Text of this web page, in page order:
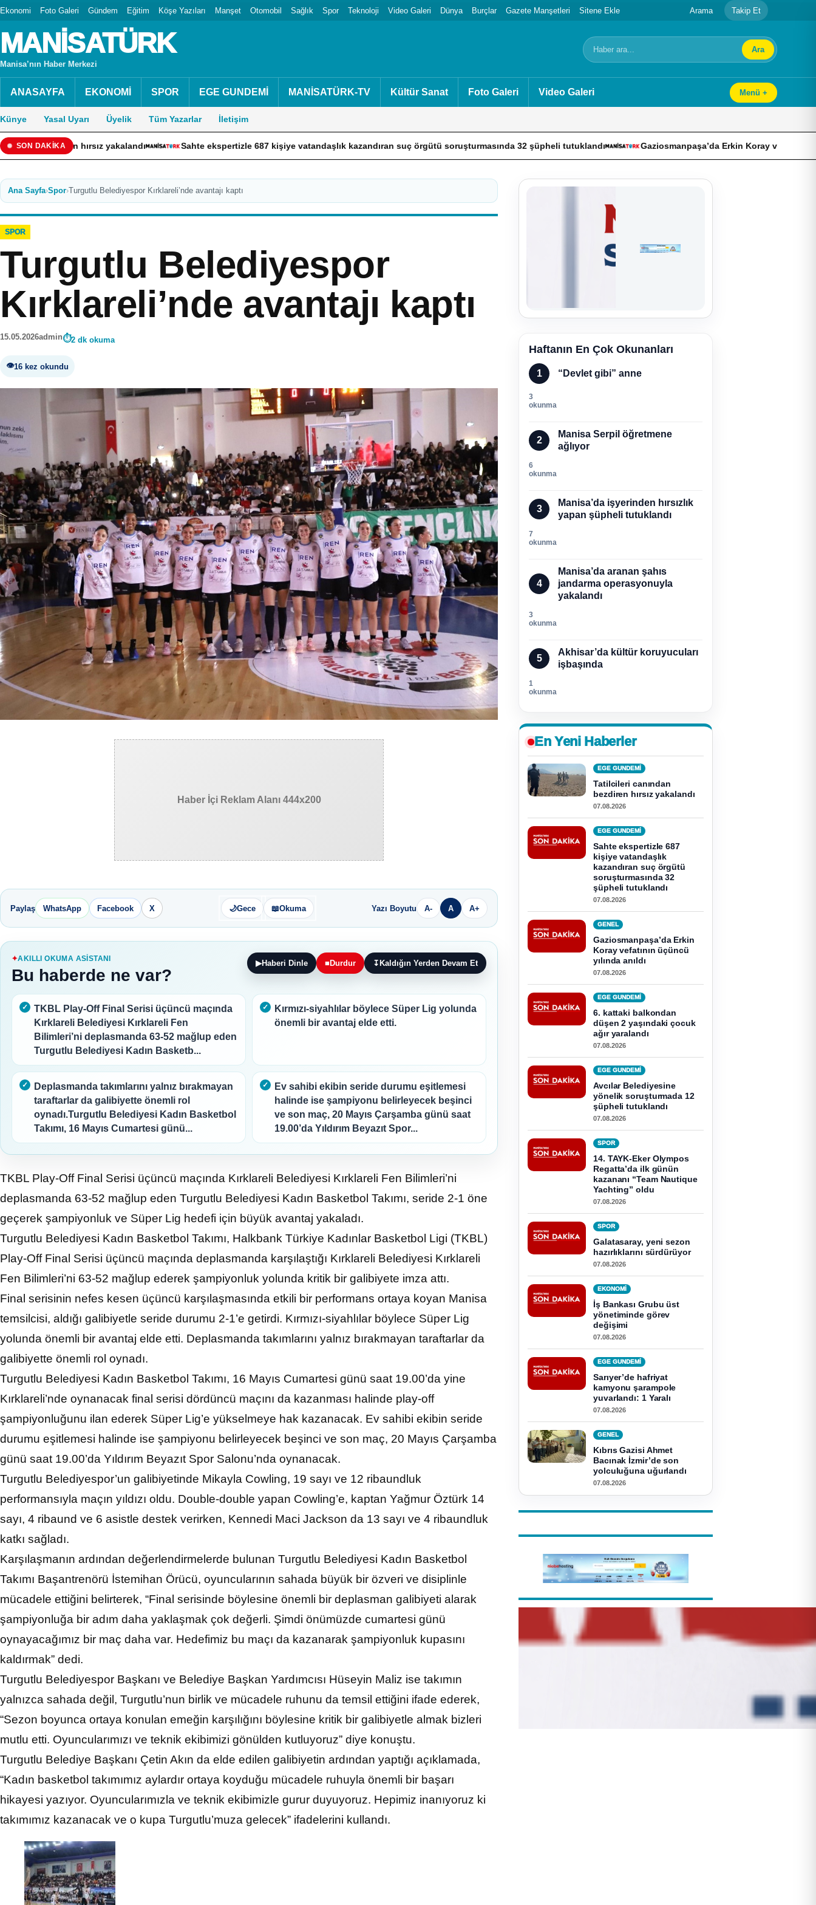
Ekonomi Foto Galeri Gündem Eğitim Köşe Yazıları Manşet Otomobil Sağlık Spor Teknoloji Video Galeri Dünya Burçlar Gazete Manşetleri Sitene Ekle Arama Takip Et
MANİSATÜRK
Manisa’nın Haber Merkezi
Arama Ara
ANASAYFA EKONOMİ SPOR EGE GUNDEMİ MANİSATÜRK-TV Kültür Sanat Foto Galeri Video Galeri Menü +
Künye Yasal Uyarı Üyelik Tüm Yazarlar İletişim
SON DAKİKA
yakalandı Sahte ekspertizle 687 kişiye vatandaşlık kazandıran suç örgütü soruşturmasında 32 şüpheli tutuklandı Gaziosmanpaşa’da Erkin Koray vefatının üçüncü yılında
Ana Sayfa›Spor›Turgutlu Belediyespor Kırklareli’nde avantajı kaptı
SPOR
Turgutlu Belediyespor
Kırklareli’nde avantajı kaptı
15.05.2026admin 2 dk okuma
16 kez okundu
Haber İçi Reklam Alanı 444x200
Paylaş WhatsApp Facebook X 🌙Gece 📖Okuma Yazı Boyutu A- A A+
AKILLI OKUMA ASISTANI
Bu haberde ne var?
▶Haberi Dinle ■ Durdur ↧ Kaldığın Yerden Devam Et
TKBL Play-Off Final Serisi üçüncü maçında
Kırklareli Belediyesi Kırklareli Fen
Bilimleri’ni deplasmanda 63-52 mağlup eden
Turgutlu Belediyesi Kadın Basketb...
Kırmızı-siyahlılar böylece Süper Lig yolunda
önemli bir avantaj elde etti.
Deplasmanda takımlarını yalnız bırakmayan
taraftarlar da galibiyette önemli rol
oynadı.Turgutlu Belediyesi Kadın Basketbol
Takımı, 16 Mayıs Cumartesi günü...
Ev sahibi ekibin seride durumu eşitlemesi
halinde ise şampiyonu belirleyecek beşinci
ve son maç, 20 Mayıs Çarşamba günü saat
19.00’da Yıldırım Beyazıt Spor...
TKBL Play-Off Final Serisi üçüncü maçında Kırklareli Belediyesi Kırklareli Fen Bilimleri’ni
deplasmanda 63-52 mağlup eden Turgutlu Belediyesi Kadın Basketbol Takımı, seride 2-1 öne
geçerek şampiyonluk ve Süper Lig hedefi için büyük avantaj yakaladı.
Turgutlu Belediyesi Kadın Basketbol Takımı, Halkbank Türkiye Kadınlar Basketbol Ligi (TKBL)
Play-Off Final Serisi üçüncü maçında deplasmanda karşılaştığı Kırklareli Belediyesi Kırklareli
Fen Bilimleri’ni 63-52 mağlup ederek şampiyonluk yolunda kritik bir galibiyete imza attı.
Final serisinin nefes kesen üçüncü karşılaşmasında etkili bir performans ortaya koyan Manisa
temsilcisi, aldığı galibiyetle seride durumu 2-1’e getirdi. Kırmızı-siyahlılar böylece Süper Lig
yolunda önemli bir avantaj elde etti. Deplasmanda takımlarını yalnız bırakmayan taraftarlar da
galibiyette önemli rol oynadı.
Turgutlu Belediyesi Kadın Basketbol Takımı, 16 Mayıs Cumartesi günü saat 19.00’da yine
Kırklareli’nde oynanacak final serisi dördüncü maçını da kazanması halinde play-off
şampiyonluğunu ilan ederek Süper Lig’e yükselmeye hak kazanacak. Ev sahibi ekibin seride
durumu eşitlemesi halinde ise şampiyonu belirleyecek beşinci ve son maç, 20 Mayıs Çarşamba
günü saat 19.00’da Yıldırım Beyazıt Spor Salonu’nda oynanacak.
Turgutlu Belediyespor’un galibiyetinde Mikayla Cowling, 19 sayı ve 12 ribaundluk
performansıyla maçın yıldızı oldu. Double-double yapan Cowling’e, kaptan Yağmur Öztürk 14
sayı, 4 ribaund ve 6 asistle destek verirken, Kennedi Maci Jackson da 13 sayı ve 4 ribaundluk
katkı sağladı.
Karşılaşmanın ardından değerlendirmelerde bulunan Turgutlu Belediyesi Kadın Basketbol
Takımı Başantrenörü İstemihan Örücü, oyuncularının sahada büyük bir özveri ve disiplinle
mücadele ettiğini belirterek, “Final serisinde böylesine önemli bir deplasman galibiyeti alarak
şampiyonluğa bir adım daha yaklaşmak çok değerli. Şimdi önümüzde cumartesi günü
oynayacağımız bir maç daha var. Hedefimiz bu maçı da kazanarak şampiyonluk kupasını
kaldırmak” dedi.
Turgutlu Belediyespor Başkanı ve Belediye Başkan Yardımcısı Hüseyin Maliz ise takımın
yalnızca sahada değil, Turgutlu’nun birlik ve mücadele ruhunu da temsil ettiğini ifade ederek,
“Sezon boyunca ortaya konulan emeğin karşılığını böylesine kritik bir galibiyetle almak bizleri
mutlu etti. Oyuncularımızı ve teknik ekibimizi gönülden kutluyoruz” diye konuştu.
Turgutlu Belediye Başkanı Çetin Akın da elde edilen galibiyetin ardından yaptığı açıklamada,
“Kadın basketbol takımımız aylardır ortaya koyduğu mücadele ruhuyla önemli bir başarı
hikayesi yazıyor. Oyuncularımızla ve teknik ekibimizle gurur duyuyoruz. Hepimiz inanıyoruz ki
takımımız kazanacak ve o kupa Turgutlu’muza gelecek” ifadelerini kullandı.
Haftanın En Çok Okunanları
1 “Devlet gibi” anne
3
okunma
2
Manisa Serpil öğretmene
ağlıyor
6
okunma
3
Manisa’da işyerinden hırsızlık
yapan şüpheli tutuklandı
7
okunma
4
Manisa’da aranan şahıs
jandarma operasyonuyla
yakalandı
3
okunma
5
Akhisar’da kültür koruyucuları
işbaşında
1
okunma
En Yeni Haberler
EGE GUNDEMİ
Tatilcileri canından
bezdiren hırsız yakalandı
07.08.2026
EGE GUNDEMİ
Sahte ekspertizle 687
kişiye vatandaşlık
kazandıran suç örgütü
soruşturmasında 32
şüpheli tutuklandı
07.08.2026
GENEL
Gaziosmanpaşa’da Erkin
Koray vefatının üçüncü
yılında anıldı
07.08.2026
EGE GUNDEMİ
6. kattaki balkondan
düşen 2 yaşındaki çocuk
ağır yaralandı
07.08.2026
EGE GUNDEMİ
Avcılar Belediyesine
yönelik soruşturmada 12
şüpheli tutuklandı
07.08.2026
SPOR
14. TAYK-Eker Olympos
Regatta’da ilk günün
kazananı “Team Nautique
Yachting” oldu
07.08.2026
SPOR
Galatasaray, yeni sezon
hazırlıklarını sürdürüyor
07.08.2026
EKONOMI
İş Bankası Grubu üst
yönetiminde görev
değişimi
07.08.2026
EGE GUNDEMİ
Sarıyer’de hafriyat
kamyonu şarampole
yuvarlandı: 1 Yaralı
07.08.2026
GENEL
Kıbrıs Gazisi Ahmet
Bacınak İzmir’de son
yolculuğuna uğurlandı
07.08.2026